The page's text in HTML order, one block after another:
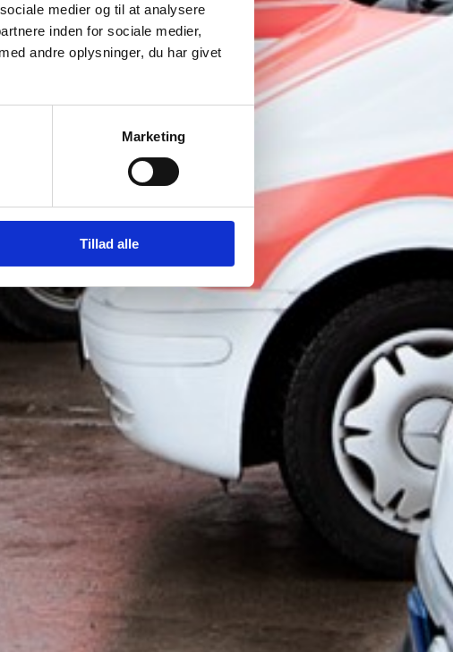
medier og til at analysere
inden for sociale medier,
andre oplysninger, du har givet
Marketing
Tillad alle